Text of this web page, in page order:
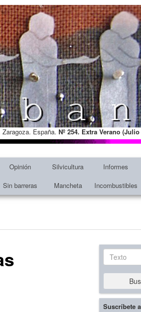
España. Nº 254. Extra Verano
Opinión Silvicultura Informes
Sin barreras Mancheta Incombustibles
Texto
Suscríbete